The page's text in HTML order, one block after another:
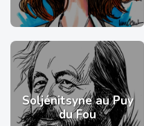
Soljénitsyne au Puy
du Fou